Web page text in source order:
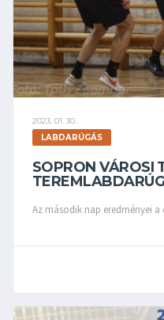
2023. 01. 30.
LABDARÚGÁS
SOPRON VÁROSI
Az második nap eredményei